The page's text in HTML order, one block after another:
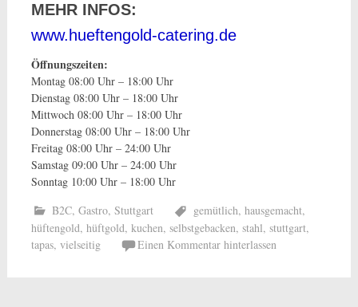
MEHR INFOS:
www.hueftengold-catering.de
Öffnungszeiten:
Montag 08:00 Uhr – 18:00 Uhr
Dienstag 08:00 Uhr – 18:00 Uhr
Mittwoch 08:00 Uhr – 18:00 Uhr
Donnerstag 08:00 Uhr – 18:00 Uhr
Freitag 08:00 Uhr – 24:00 Uhr
Samstag 09:00 Uhr – 24:00 Uhr
Sonntag 10:00 Uhr – 18:00 Uhr
B2C, Gastro, Stuttgart gemütlich, hausgemacht,
hüftengold, hüftgold, kuchen, selbstgebacken, stahl, stuttgart,
tapas, vielseitig Einen Kommentar hinterlassen